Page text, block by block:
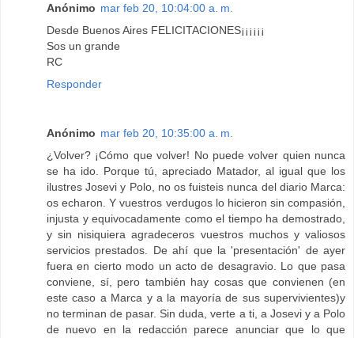
Anónimo mar feb 20, 10:04:00 a. m.
Desde Buenos Aires FELICITACIONES¡¡¡¡¡¡
Sos un grande
RC
Responder
Anónimo mar feb 20, 10:35:00 a. m.
¿Volver? ¡Cómo que volver! No puede volver quien nunca
se ha ido. Porque tú, apreciado Matador, al igual que los
ilustres Josevi y Polo, no os fuisteis nunca del diario Marca:
os echaron. Y vuestros verdugos lo hicieron sin compasión,
injusta y equivocadamente como el tiempo ha demostrado,
y sin nisiquiera agradeceros vuestros muchos y valiosos
servicios prestados. De ahí que la 'presentación' de ayer
fuera en cierto modo un acto de desagravio. Lo que pasa
conviene, sí, pero también hay cosas que convienen (en
este caso a Marca y a la mayoría de sus supervivientes)y
no terminan de pasar. Sin duda, verte a ti, a Josevi y a Polo
de nuevo en la redacción parece anunciar que lo que